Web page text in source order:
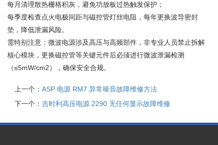
每月清理散热栅格积灰，避免功放板过热触发保护；
每季度检查点火电极间距与磁控管灯丝电阻，每年更换波导密封
垫，降低泄漏风险。
需特别注意：微波电源涉及高压与高频部件，非专业人员禁止拆解
核心模块，更换磁控管等关键元件后必须进行微波泄漏检测
（≤5mW/cm2），确保安全合规。
上一个： ASP 电源 RM7 异常噪音故障维修方法
下一个： 吉时利高压电源 2290 无任何显示故障维修